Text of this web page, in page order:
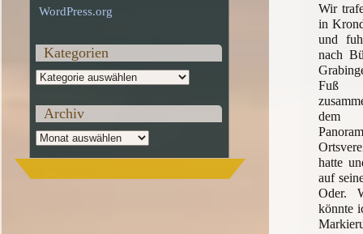
Wir
in
und
nach
Fuß
dem
hatte
auf
Oder.
könnte
WordPress.org
Kategorien
Kategorien
Archiv
Archiv